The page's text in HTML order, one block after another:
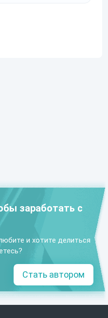
заработать с
и хотите делиться
Стать автором